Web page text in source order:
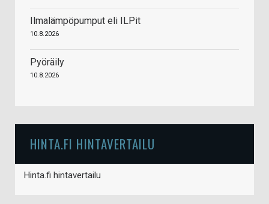
Ilmalämpöpumput eli ILPit
10.8.2026
Pyöräily
10.8.2026
HINTA.FI HINTAVERTAILU
Hinta.fi hintavertailu